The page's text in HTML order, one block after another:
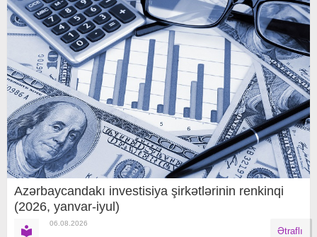
Azərbaycandakı investisiya şirkətlərinin renkinqi
(2026, yanvar-iyul)
06.08.2026
Ətraflı